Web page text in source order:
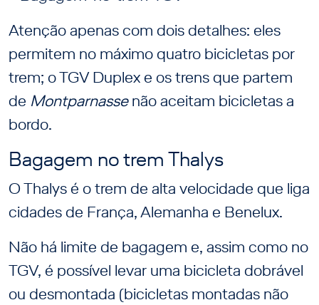
Atenção apenas com dois detalhes: eles
permitem no máximo quatro bicicletas por
trem; o TGV Duplex e os trens que partem
de Montparnassenão aceitam bicicletas a
bordo.
Bagagem no trem Thalys
O Thalys é o trem de alta velocidade que liga
cidades de França, Alemanha e Benelux.
Não há limite de bagagem e, assim como no
TGV, é possível levar uma bicicleta dobrável
ou desmontada (bicicletas montadas não